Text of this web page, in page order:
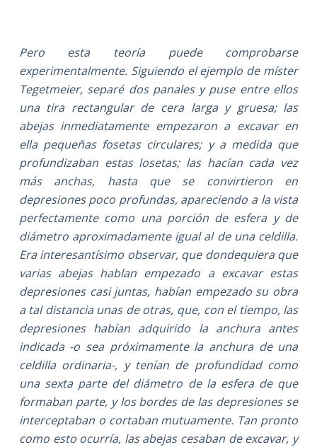
Pero esta teoría puede comprobarse
experimentalmente. Siguiendo el ejemplo de míster
Tegetmeier, separé dos panales y puse entre ellos
una tira rectangular de cera larga y gruesa; las
abejas inmediatamente empezaron a excavar en
ella pequeñas fosetas circulares; y a medida que
profundizaban estas losetas; las hacían cada vez
más anchas, hasta que se convirtieron en
depresiones poco profundas, apareciendo a la vista
perfectamente como una porción de esfera y de
diámetro aproximadamente igual al de una celdilla.
Era interesantísimo observar, que dondequiera que
varias abejas hablan empezado a excavar estas
depresiones casi juntas, habían empezado su obra
a tal distancia unas de otras, que, con el tiempo, las
depresiones habían adquirido la anchura antes
indicada -o sea próximamente la anchura de una
celdilla ordinaria-, y tenían de profundidad como
una sexta parte del diámetro de la esfera de que
formaban parte, y los bordes de las depresiones se
interceptaban o cortaban mutuamente. Tan pronto
como esto ocurría, las abejas cesaban de excavar, y